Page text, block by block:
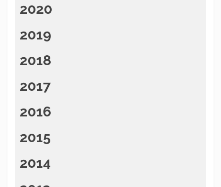
2020
2019
2018
2017
2016
2015
2014